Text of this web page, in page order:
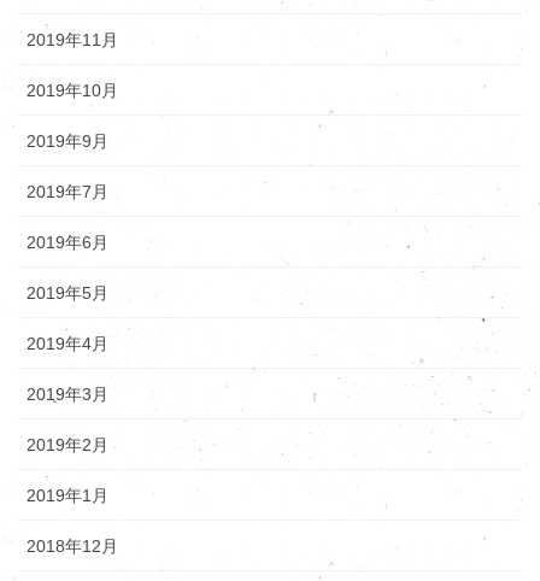
2019年11月
2019年10月
2019年9月
2019年7月
2019年6月
2019年5月
2019年4月
2019年3月
2019年2月
2019年1月
2018年12月